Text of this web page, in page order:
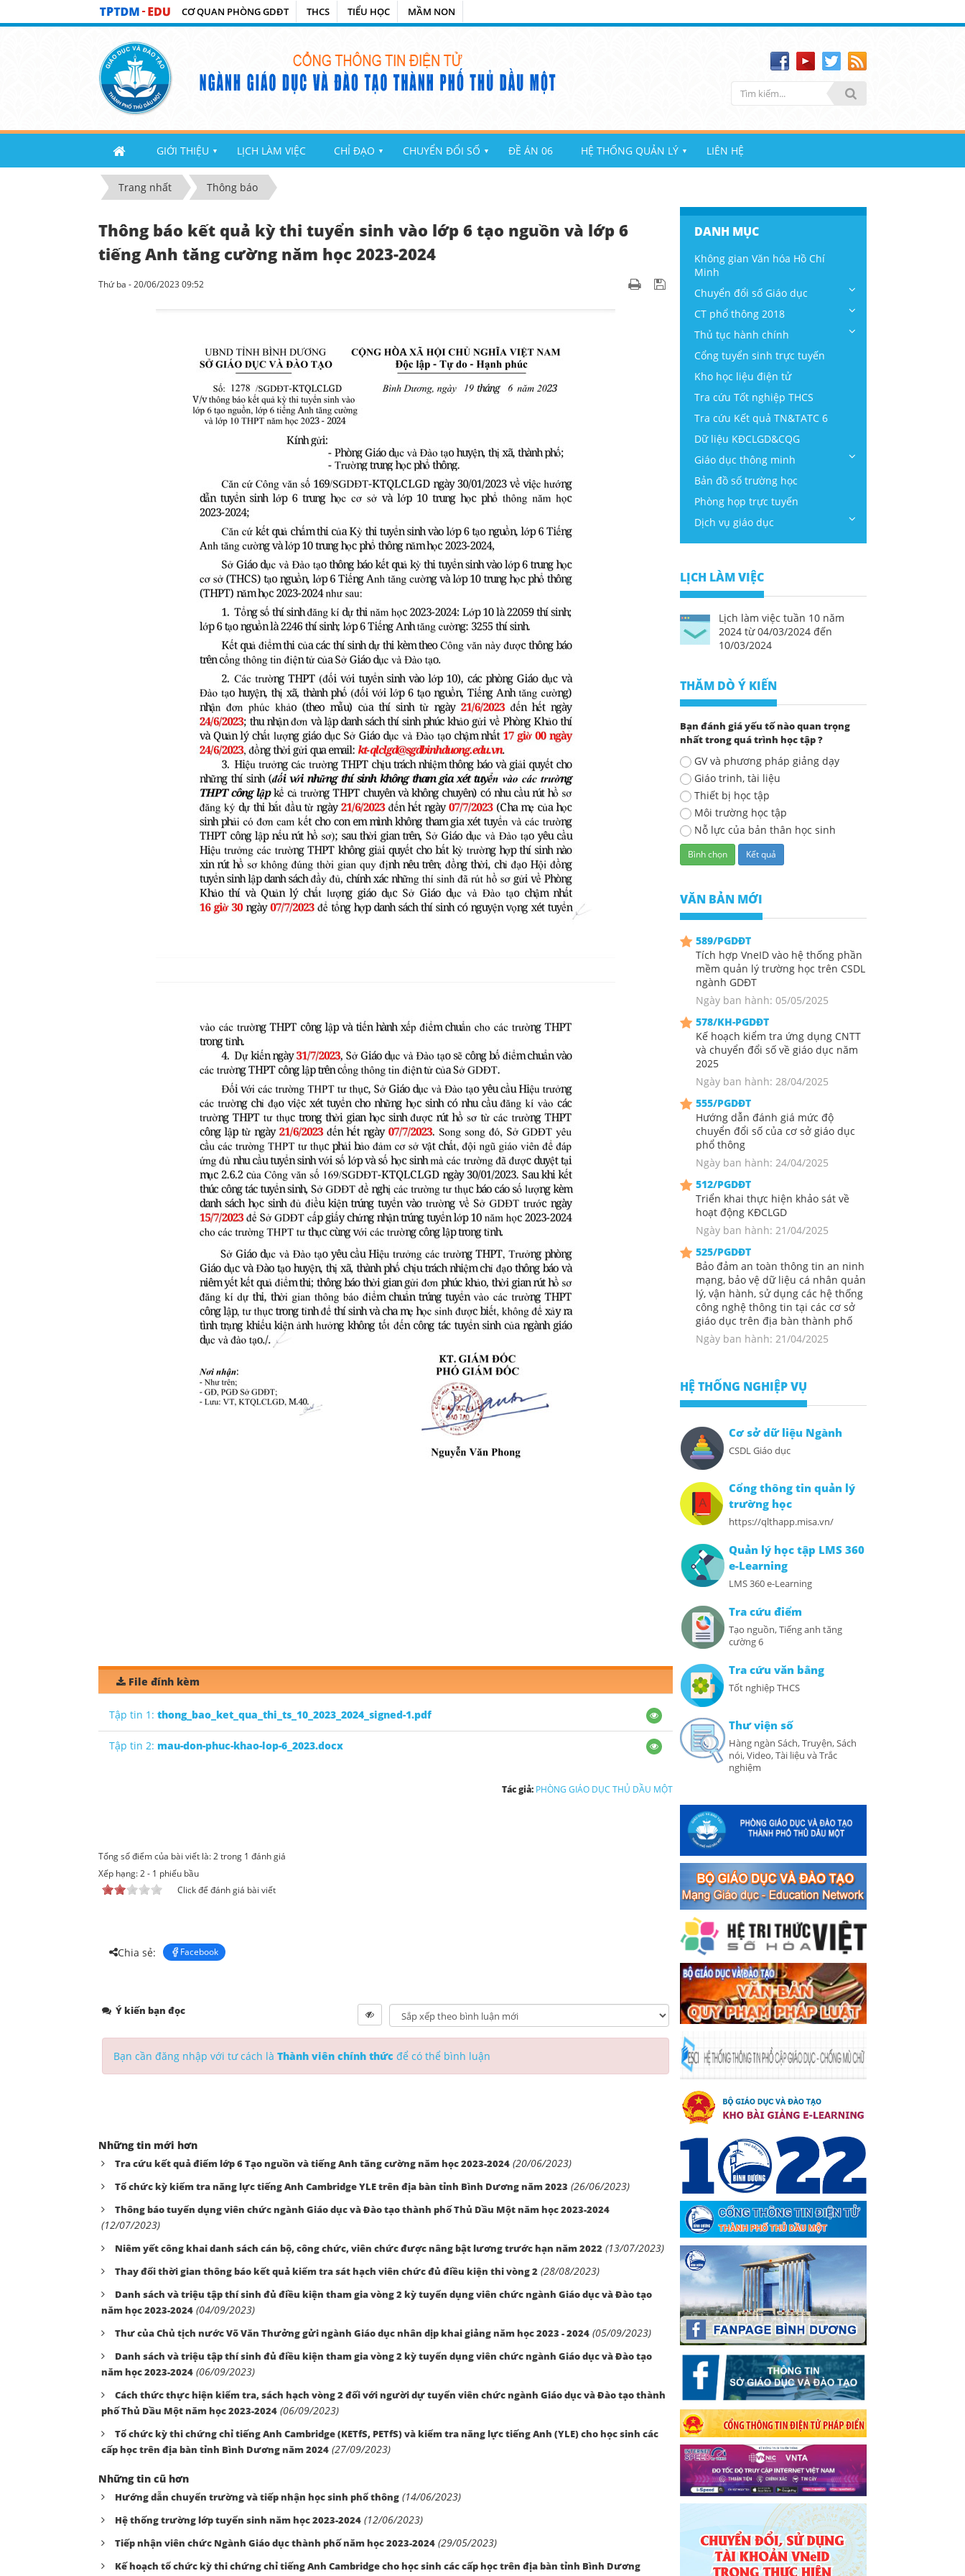
CƠ QUAN PHÒNG GDĐT THCS TIỂU HỌC MẦM NON
GIỚI THIỆU ▼ LỊCH LÀM VIỆC CHỈ ĐẠO ▼ CHUYỂN ĐỔI SỐ ▼ ĐỀ ÁN 06 HỆ THỐNG QUẢN LÝ ▼ LIÊN HỆ
Trang nhất Thông báo
Thông báo kết quả kỳ thi tuyển sinh vào lớp 6 tạo nguồn và lớp 6
tiếng Anh tăng cường năm học 2023-2024
Thứ ba - 20/06/2023 09:52
File đính kèm
Tập tin 1: thong_bao_ket_qua_thi_ts_10_2023_2024_signed-1.pdf
Tập tin 2: mau-don-phuc-khao-lop-6_2023.docx
Tác giả: PHÒNG GIÁO DỤC THỦ DẦU MỘT
Tổng số điểm của bài viết là: 2 trong 1 đánh giá
Xếp hạng:2- 1 phiếu bầu
Click để đánh giá bài viết
Chia sẻ: Facebook
Ý kiến bạn đọc
Bạn cần đăng nhập với tư cách là Thành viên chính thức để có thể bình luận
Những tin mới hơn
Tra cứu kết quả điểm lớp 6 Tạo nguồn và tiếng Anh tăng cường năm học 2023-2024 (20/06/2023)
Tổ chức kỳ kiểm tra năng lực tiếng Anh Cambridge YLE trên địa bàn tỉnh Bình Dương năm 2023 (26/06/2023)
Thông báo tuyển dụng viên chức ngành Giáo dục và Đào tạo thành phố Thủ Dầu Một năm học 2023-2024
(12/07/2023)
Niêm yết công khai danh sách cán bộ, công chức, viên chức được nâng bật lương trước hạn năm 2022 (13/07/2023)
Thay đổi thời gian thông báo kết quả kiểm tra sát hạch viên chức đủ điều kiện thi vòng 2 (28/08/2023)
Danh sách và triệu tập thí sinh đủ điều kiện tham gia vòng 2 kỳ tuyển dụng viên chức ngành Giáo dục và Đào tạo
năm học 2023-2024 (04/09/2023)
Thư của Chủ tịch nước Võ Văn Thưởng gửi ngành Giáo dục nhân dịp khai giảng năm học 2023 - 2024 (05/09/2023)
Danh sách và triệu tập thí sinh đủ điều kiện tham gia vòng 2 kỳ tuyển dụng viên chức ngành Giáo dục và Đào tạo
năm học 2023-2024 (06/09/2023)
Cách thức thực hiện kiểm tra, sách hạch vòng 2 đối với người dự tuyển viên chức ngành Giáo dục và Đào tạo thành
phố Thủ Dầu Một năm học 2023-2024 (06/09/2023)
Tổ chức kỳ thi chứng chỉ tiếng Anh Cambridge (KETfS, PETfS) và kiểm tra năng lực tiếng Anh (YLE) cho học sinh các
cấp học trên địa bàn tỉnh Bình Dương năm 2024 (27/09/2023)
Những tin cũ hơn
Hướng dẫn chuyển trường và tiếp nhận học sinh phổ thông (14/06/2023)
Hệ thống trường lớp tuyển sinh năm học 2023-2024 (12/06/2023)
Tiếp nhận viên chức Ngành Giáo dục thành phố năm học 2023-2024 (29/05/2023)
Kế hoạch tổ chức kỳ thi chứng chỉ tiếng Anh Cambridge cho học sinh các cấp học trên địa bàn tỉnh Bình Dương
DANH MỤC
Không gian Văn hóa Hồ Chí
Minh
Chuyển đổi số Giáo dục
CT phổ thông 2018
Thủ tục hành chính
Cổng tuyển sinh trực tuyến
Kho học liệu điện tử
Tra cứu Tốt nghiệp THCS
Tra cứu Kết quả TN&TATC 6
Dữ liệu KĐCLGD&CQG
Giáo dục thông minh
Bản đồ số trường học
Phòng họp trực tuyến
Dịch vụ giáo dục
LỊCH LÀM VIỆC
Lịch làm việc tuần 10 năm
2024 từ 04/03/2024 đến
10/03/2024
THĂM DÒ Ý KIẾN
Bạn đánh giá yếu tố nào quan trọng
nhất trong quá trình học tập ?
GV và phương pháp giảng dạy
Giáo trinh, tài liệu
Thiết bị học tập
Môi trường học tập
Nỗ lực của bản thân học sinh
VĂN BẢN MỚI
589/PGDĐT
Tích hợp VneID vào hệ thống phần
mềm quản lý trường học trên CSDL
ngành GDĐT
Ngày ban hành: 05/05/2025
578/KH-PGDĐT
Kế hoạch kiểm tra ứng dụng CNTT
và chuyển đổi số về giáo dục năm
2025
Ngày ban hành: 28/04/2025
555/PGDĐT
Hướng dẫn đánh giá mức độ
chuyển đổi số của cơ sở giáo dục
phổ thông
Ngày ban hành: 24/04/2025
512/PGDĐT
Triển khai thực hiện khảo sát về
hoạt động KĐCLGD
Ngày ban hành: 21/04/2025
525/PGDĐT
Bảo đảm an toàn thông tin an ninh
mạng, bảo vệ dữ liệu cá nhân quản
lý, vận hành, sử dụng các hệ thống
công nghệ thông tin tại các cơ sở
giáo dục trên địa bàn thành phố
Ngày ban hành: 21/04/2025
HỆ THỐNG NGHIỆP VỤ
Cơ sở dữ liệu Ngành
CSDL Giáo dục
Cổng thông tin quản lý
trường học
https://qlthapp.misa.vn/
Quản lý học tập LMS 360
e-Learning
LMS 360 e-Learning
Tra cứu điểm
Tạo nguồn, Tiếng anh tăng
cường 6
Tra cứu văn bằng
Tốt nghiệp THCS
Thư viện số
Hàng ngàn Sách, Truyện, Sách
nói, Video, Tài liệu và Trắc
nghiệm